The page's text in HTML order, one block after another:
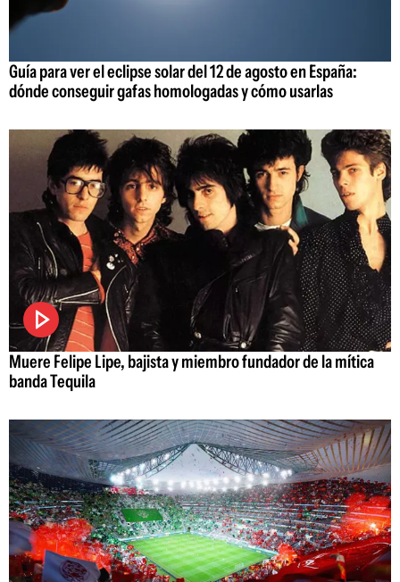
Guía para ver el eclipse solar del 12 de agosto en España:
dónde conseguir gafas homologadas y cómo usarlas
Muere Felipe Lipe, bajista y miembro fundador de la mítica
banda Tequila